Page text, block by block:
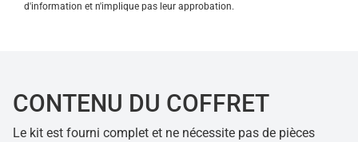
d'information et n'implique pas leur approbation.
CONTENU DU COFFRET
Le kit est fourni complet et ne nécessite pas de pièces